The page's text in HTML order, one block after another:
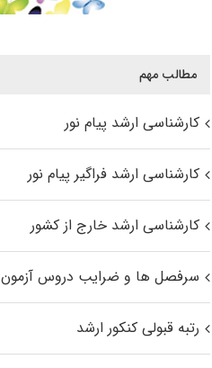
مطالب مهم
کارشناسی ارشد پیام نور
کارشناسی ارشد فراگیر پیام نور
کارشناسی ارشد خارج از کشور
سرفصل ها و ضرایب دروس آزمون
رتبه قبولی کنکور ارشد